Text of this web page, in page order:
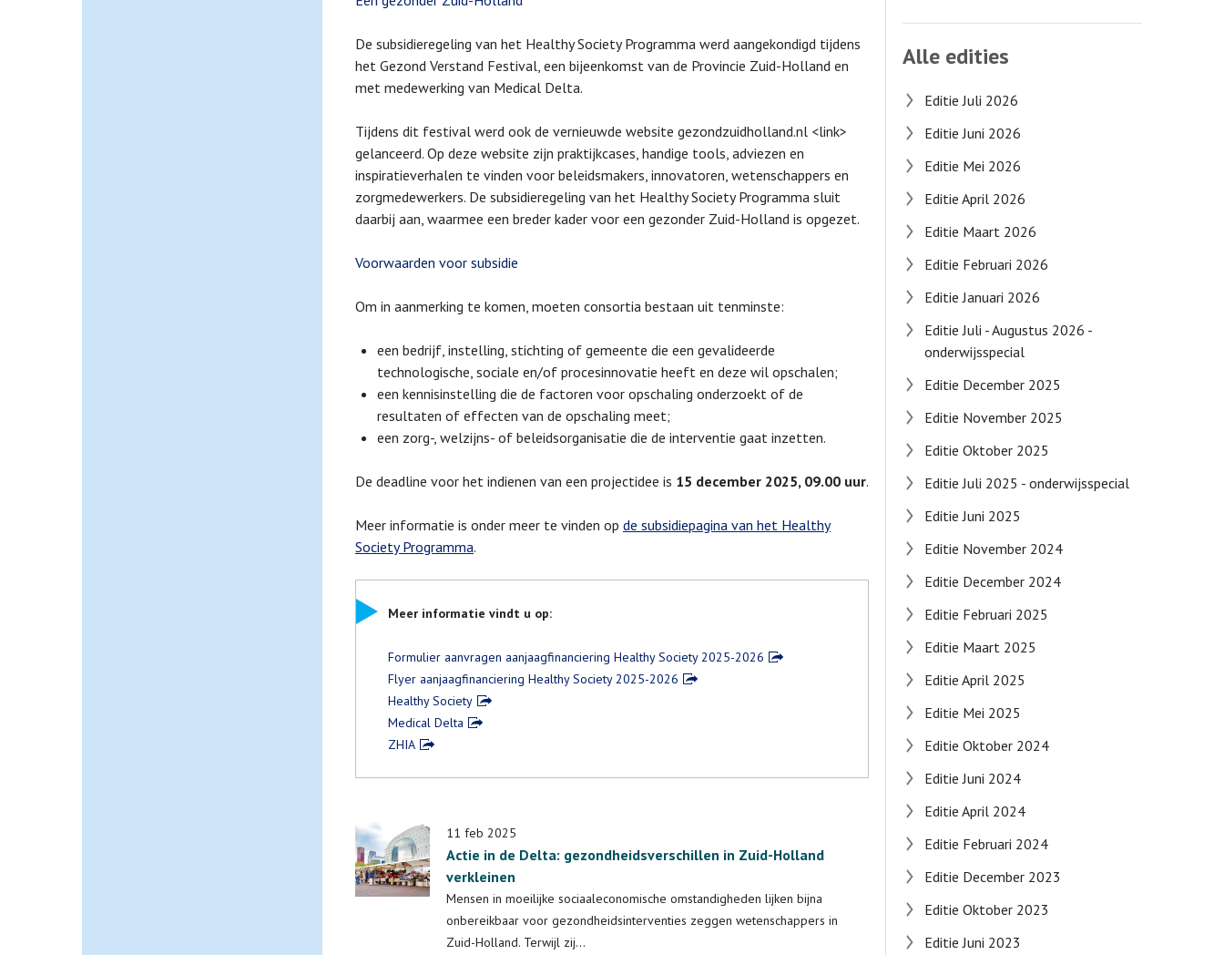
De subsidieregeling van het Healthy Society Programma werd aangekondigd tijdens
het Gezond Verstand Festival, een bijeenkomst van de Provincie Zuid-Holland en
met medewerking van Medical Delta.
Tijdens dit festival werd ook de vernieuwde website gezondzuidholland.nl <link>
gelanceerd. Op deze website zijn praktijkcases, handige tools, adviezen en
inspiratieverhalen te vinden voor beleidsmakers, innovatoren, wetenschappers en
zorgmedewerkers. De subsidieregeling van het Healthy Society Programma sluit
daarbij aan, waarmee een breder kader voor een gezonder Zuid-Holland is opgezet.
Voorwaarden voor subsidie
Om in aanmerking te komen, moeten consortia bestaan uit tenminste:
een bedrijf, instelling, stichting of gemeente die een gevalideerde
technologische, sociale en/of procesinnovatie heeft en deze wil opschalen;
een kennisinstelling die de factoren voor opschaling onderzoekt of de
resultaten of effecten van de opschaling meet;
een zorg-, welzijns- of beleidsorganisatie die de interventie gaat inzetten.
De deadline voor het indienen van een projectidee is 15 december 2025, 09.00 uur.
Meer informatie is onder meer te vinden op de subsidiepagina van het Healthy
Society Programma.
Meer informatie vindt u op:
Formulier aanvragen aanjaagfinanciering Healthy Society 2025-2026
Flyer aanjaagfinanciering Healthy Society 2025-2026
Healthy Society
Medical Delta
ZHIA
11 feb 2025
Actie in de Delta: gezondheidsverschillen in Zuid-Holland
verkleinen
Mensen in moeilijke sociaaleconomische omstandigheden lijken bijna
onbereikbaar voor gezondheidsinterventies zeggen wetenschappers in
Zuid-Holland. Terwijl zij…
Alle edities
Editie Juli 2026
Editie Juni 2026
Editie Mei 2026
Editie April 2026
Editie Maart 2026
Editie Februari 2026
Editie Januari 2026
Editie Juli - Augustus 2026 -
onderwijsspecial
Editie December 2025
Editie November 2025
Editie Oktober 2025
Editie Juli 2025 - onderwijsspecial
Editie Juni 2025
Editie November 2024
Editie December 2024
Editie Februari 2025
Editie Maart 2025
Editie April 2025
Editie Mei 2025
Editie Oktober 2024
Editie Juni 2024
Editie April 2024
Editie Februari 2024
Editie December 2023
Editie Oktober 2023
Editie Juni 2023